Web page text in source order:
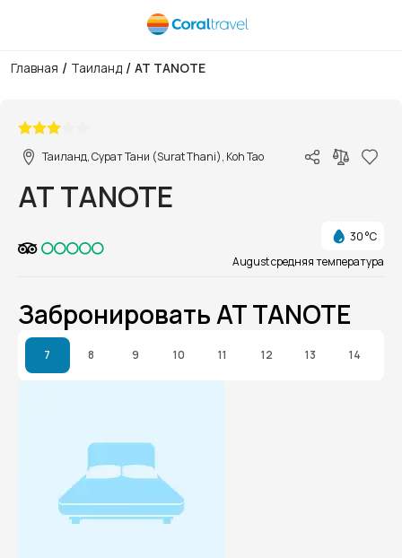
Главная / Таиланд / AT TANOTE
Таиланд, Сурат Тани (Surat Thani), Koh Tao
AT TANOTE
30 °C
August средняя температура
Забронировать AT TANOTE
7 8 9 10 11 12 13 14